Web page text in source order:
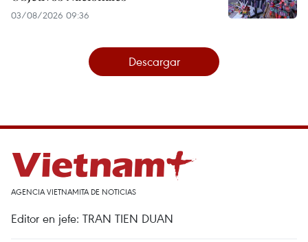
03/08/2026 09:36
Descargar
AGENCIA VIETNAMITA DE NOTICIAS
Editor en jefe: TRAN TIEN DUAN